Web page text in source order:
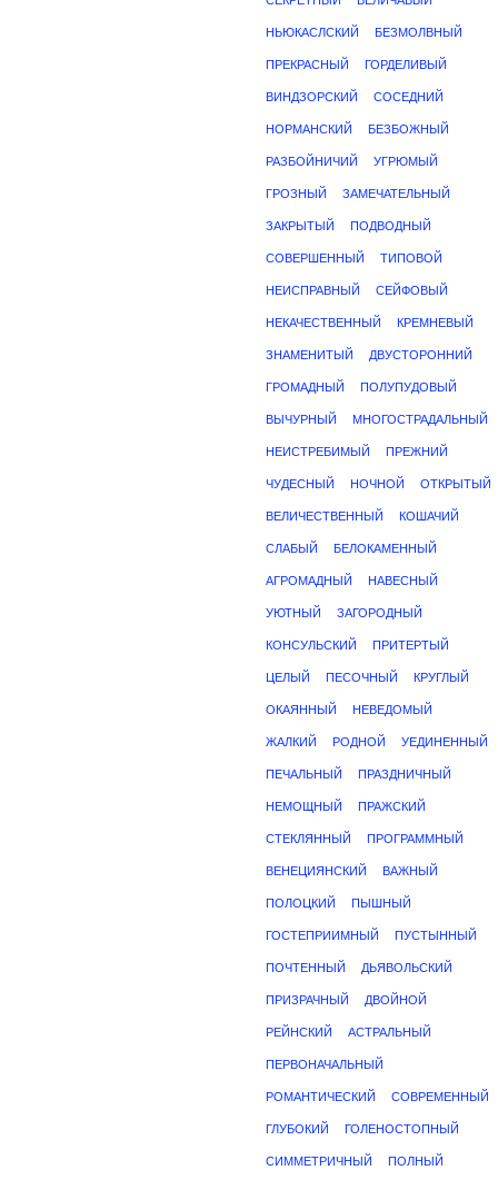
НЬЮКАСЛСКИЙ БЕЗМОЛВНЫЙ
ПРЕКРАСНЫЙ ГОРДЕЛИВЫЙ
ВИНДЗОРСКИЙ СОСЕДНИЙ
НОРМАНСКИЙ БЕЗБОЖНЫЙ
РАЗБОЙНИЧИЙ УГРЮМЫЙ
ГРОЗНЫЙ ЗАМЕЧАТЕЛЬНЫЙ
ЗАКРЫТЫЙ ПОДВОДНЫЙ
СОВЕРШЕННЫЙ ТИПОВОЙ
НЕИСПРАВНЫЙ СЕЙФОВЫЙ
НЕКАЧЕСТВЕННЫЙ КРЕМНЕВЫЙ
ЗНАМЕНИТЫЙ ДВУСТОРОННИЙ
ГРОМАДНЫЙ ПОЛУПУДОВЫЙ
ВЫЧУРНЫЙ МНОГОСТРАДАЛЬНЫЙ
НЕИСТРЕБИМЫЙ ПРЕЖНИЙ
ЧУДЕСНЫЙ НОЧНОЙ ОТКРЫТЫЙ
ВЕЛИЧЕСТВЕННЫЙ КОШАЧИЙ
СЛАБЫЙ БЕЛОКАМЕННЫЙ
АГРОМАДНЫЙ НАВЕСНЫЙ
УЮТНЫЙ ЗАГОРОДНЫЙ
КОНСУЛЬСКИЙ ПРИТЕРТЫЙ
ЦЕЛЫЙ ПЕСОЧНЫЙ КРУГЛЫЙ
ОКАЯННЫЙ НЕВЕДОМЫЙ
ЖАЛКИЙ РОДНОЙ УЕДИНЕННЫЙ
ПЕЧАЛЬНЫЙ ПРАЗДНИЧНЫЙ
НЕМОЩНЫЙ ПРАЖСКИЙ
СТЕКЛЯННЫЙ ПРОГРАММНЫЙ
ВЕНЕЦИЯНСКИЙ ВАЖНЫЙ
ПОЛОЦКИЙ ПЫШНЫЙ
ГОСТЕПРИИМНЫЙ ПУСТЫННЫЙ
ПОЧТЕННЫЙ ДЬЯВОЛЬСКИЙ
ПРИЗРАЧНЫЙ ДВОЙНОЙ
РЕЙНСКИЙ АСТРАЛЬНЫЙ
ПЕРВОНАЧАЛЬНЫЙ
РОМАНТИЧЕСКИЙ СОВРЕМЕННЫЙ
ГЛУБОКИЙ ГОЛЕНОСТОПНЫЙ
СИММЕТРИЧНЫЙ ПОЛНЫЙ